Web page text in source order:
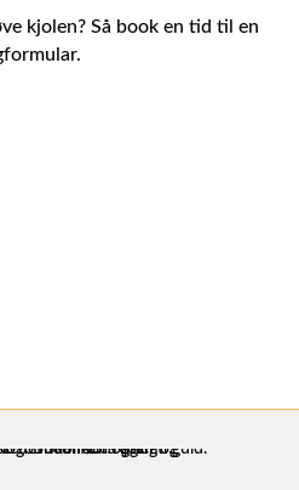
kjolen? Så book en tid til en